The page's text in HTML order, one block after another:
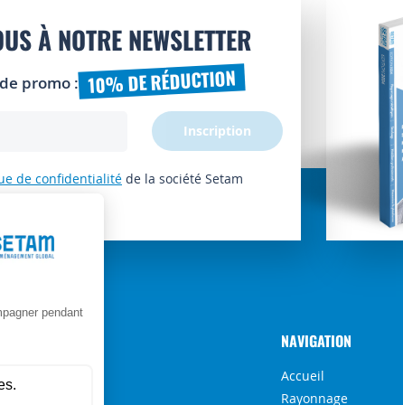
À NOTRE NEWSLETTER
promo : 10% DE RÉDUCTION
de confidentialité de la société Setam
Inscription
nous ?
NAVIGATION
Accueil
Rayonnage